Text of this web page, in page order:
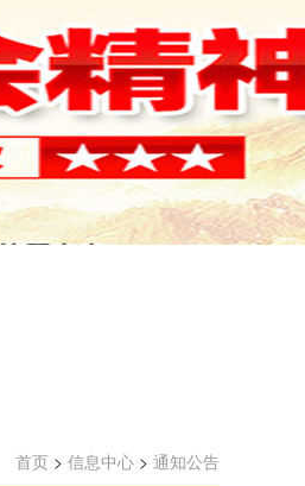
首页 > 信息中心 > 通知公告